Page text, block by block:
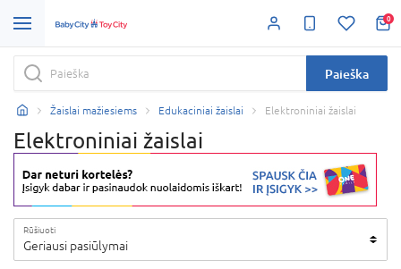
0
Paieška
Žaislai mažiesiems Edukaciniai žaislai Elektroniniai žaislai
Elektroniniai žaislai
Rūšiuoti
Geriausi pasiūlymai